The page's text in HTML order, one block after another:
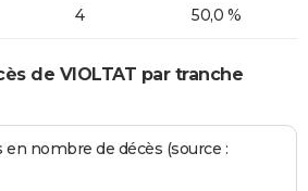
4 50,0 %
de VIOLTAT par tranche
nombre de décès (source :